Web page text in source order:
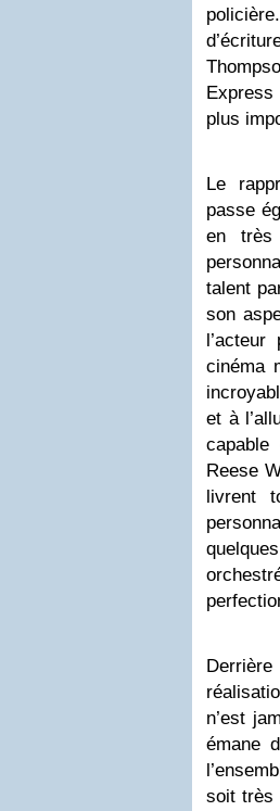
plus
Le
passe
en très
talent
son
cinéma
et à
Reese
livrent
n’est
émane
soit très